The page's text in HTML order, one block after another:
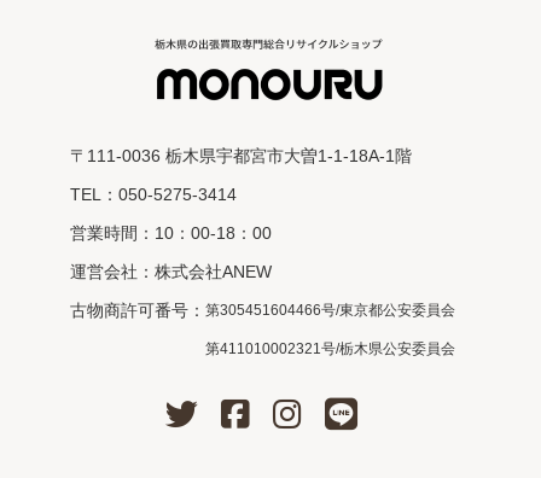
〒111-0036 栃木県宇都宮市大曽1-1-18A-1階
TEL：050-5275-3414
営業時間：10：00-18：00
運営会社：株式会社ANEW
古物商許可番号： 第305451604466号/東京都公安委員会
第411010002321号/栃木県公安委員会